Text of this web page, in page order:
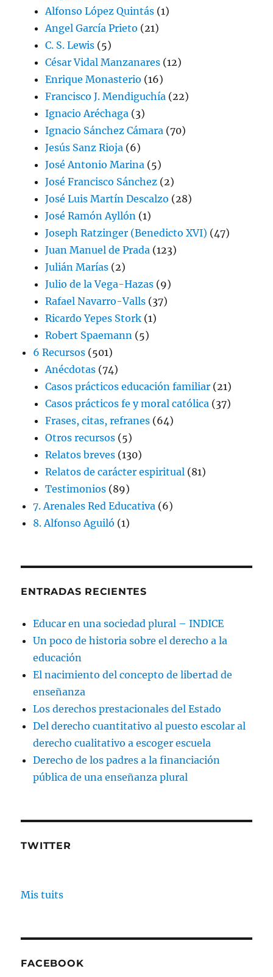
Alfonso López Quintás (1)
Angel García Prieto (21)
C. S. Lewis (5)
César Vidal Manzanares (12)
Enrique Monasterio (16)
Francisco J. Mendiguchía (22)
Ignacio Aréchaga (3)
Ignacio Sánchez Cámara (70)
Jesús Sanz Rioja (6)
José Antonio Marina (5)
José Francisco Sánchez (2)
José Luis Martín Descalzo (28)
José Ramón Ayllón (1)
Joseph Ratzinger (Benedicto XVI) (47)
Juan Manuel de Prada (123)
Julián Marías (2)
Julio de la Vega-Hazas (9)
Rafael Navarro-Valls (37)
Ricardo Yepes Stork (1)
Robert Spaemann (5)
6 Recursos (501)
Anécdotas (74)
Casos prácticos educación familiar (21)
Casos prácticos fe y moral católica (37)
Frases, citas, refranes (64)
Otros recursos (5)
Relatos breves (130)
Relatos de carácter espiritual (81)
Testimonios (89)
7. Arenales Red Educativa (6)
8. Alfonso Aguiló (1)
ENTRADAS RECIENTES
Educar en una sociedad plural – INDICE
Un poco de historia sobre el derecho a la
educación
El nacimiento del concepto de libertad de
enseñanza
Los derechos prestacionales del Estado
Del derecho cuantitativo al puesto escolar al
derecho cualitativo a escoger escuela
Derecho de los padres a la financiación
pública de una enseñanza plural
TWITTER
Mis tuits
FACEBOOK